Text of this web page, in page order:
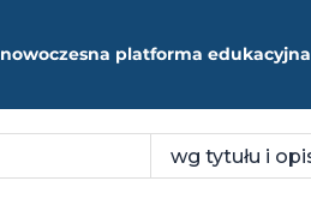
nowoczesna platforma edukacyjna